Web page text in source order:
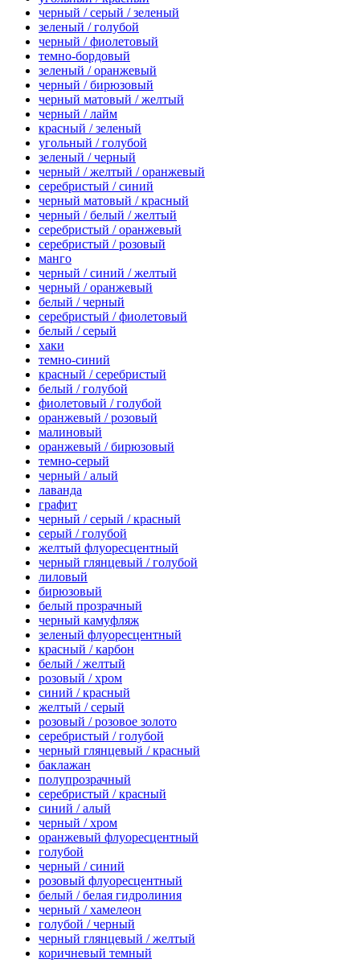
черный / серый / зеленый
зеленый / голубой
черный / фиолетовый
темно-бордовый
зеленый / оранжевый
черный / бирюзовый
черный матовый / желтый
черный / лайм
красный / зеленый
угольный / голубой
зеленый / черный
черный / желтый / оранжевый
серебристый / синий
черный матовый / красный
черный / белый / желтый
серебристый / оранжевый
серебристый / розовый
манго
черный / синий / желтый
черный / оранжевый
белый / черный
серебристый / фиолетовый
белый / серый
хаки
темно-синий
красный / серебристый
белый / голубой
фиолетовый / голубой
оранжевый / розовый
малиновый
оранжевый / бирюзовый
темно-серый
черный / алый
лаванда
графит
черный / серый / красный
серый / голубой
желтый флуоресцентный
черный глянцевый / голубой
лиловый
бирюзовый
белый прозрачный
черный камуфляж
зеленый флуоресцентный
красный / карбон
белый / желтый
розовый / хром
синий / красный
желтый / серый
розовый / розовое золото
серебристый / голубой
черный глянцевый / красный
баклажан
полупрозрачный
серебристый / красный
синий / алый
черный / хром
оранжевый флуоресцентный
голубой
черный / синий
розовый флуоресцентный
белый / белая гидролиния
черный / хамелеон
голубой / черный
черный глянцевый / желтый
коричневый темный